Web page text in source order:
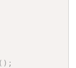
( ) ;